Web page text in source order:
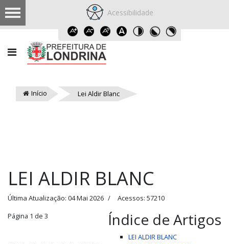
Acessibilidade
Início Lei Aldir Blanc
LEI ALDIR BLANC
Última Atualização: 04 Mai 2026 Acessos: 57210
Índice de Artigos
LEI ALDIR BLANC
Página 1 de 3